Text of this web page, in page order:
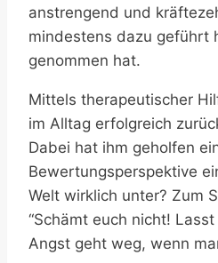
anstrengend und
mindestens dazu geführt
genommen hat.
Mittels therapeutischer
im Alltag erfolgreich
Dabei hat ihm geholfen
Bewertungsperspektive
Welt wirklich unter? Zum
“Schämt euch nicht!
Angst geht weg, wenn